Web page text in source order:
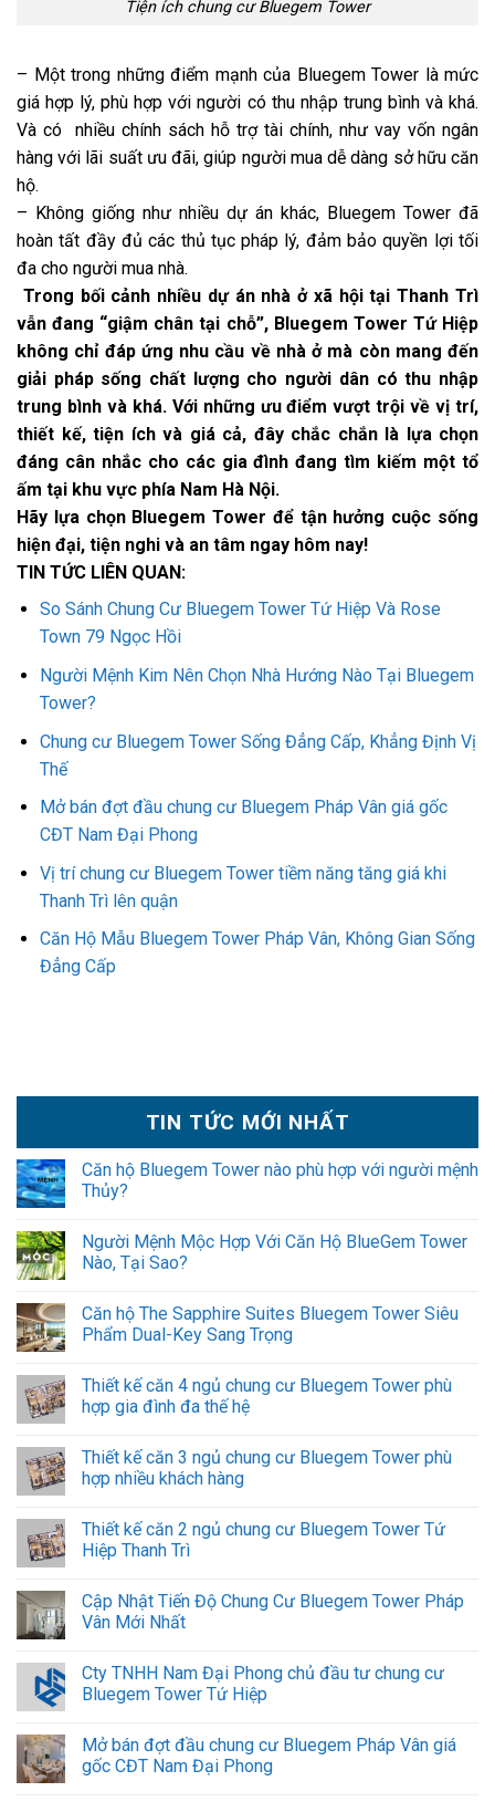
Tiện ích chung cư Bluegem Tower
– Một trong những điểm mạnh của Bluegem Tower là mức
giá hợp lý, phù hợp với người có thu nhập trung bình và khá.
Và có nhiều chính sách hỗ trợ tài chính, như vay vốn ngân
hàng với lãi suất ưu đãi, giúp người mua dễ dàng sở hữu căn
hộ.
– Không giống như nhiều dự án khác, Bluegem Tower đã
hoàn tất đầy đủ các thủ tục pháp lý, đảm bảo quyền lợi tối
đa cho người mua nhà.
Trong bối cảnh nhiều dự án nhà ở xã hội tại Thanh Trì
vẫn đang “giậm chân tại chỗ”, Bluegem Tower Tứ Hiệp
không chỉ đáp ứng nhu cầu về nhà ở mà còn mang đến
giải pháp sống chất lượng cho người dân có thu nhập
trung bình và khá. Với những ưu điểm vượt trội về vị trí,
thiết kế, tiện ích và giá cả, đây chắc chắn là lựa chọn
đáng cân nhắc cho các gia đình đang tìm kiếm một tổ
ấm tại khu vực phía Nam Hà Nội.
Hãy lựa chọn Bluegem Tower để tận hưởng cuộc sống
hiện đại, tiện nghi và an tâm ngay hôm nay!
TIN TỨC LIÊN QUAN:
So Sánh Chung Cư Bluegem Tower Tứ Hiệp Và Rose
Town 79 Ngọc Hồi
Người Mệnh Kim Nên Chọn Nhà Hướng Nào Tại Bluegem
Tower?
Chung cư Bluegem Tower Sống Đẳng Cấp, Khẳng Định Vị
Thế
Mở bán đợt đầu chung cư Bluegem Pháp Vân giá gốc
CĐT Nam Đại Phong
Vị trí chung cư Bluegem Tower tiềm năng tăng giá khi
Thanh Trì lên quận
Căn Hộ Mẫu Bluegem Tower Pháp Vân, Không Gian Sống
Đẳng Cấp
TIN TỨC MỚI NHẤT
Căn hộ Bluegem Tower nào phù hợp với người mệnh
Thủy?
Người Mệnh Mộc Hợp Với Căn Hộ BlueGem Tower
Nào, Tại Sao?
Căn hộ The Sapphire Suites Bluegem Tower Siêu
Phẩm Dual-Key Sang Trọng
Thiết kế căn 4 ngủ chung cư Bluegem Tower phù
hợp gia đình đa thế hệ
Thiết kế căn 3 ngủ chung cư Bluegem Tower phù
hợp nhiều khách hàng
Thiết kế căn 2 ngủ chung cư Bluegem Tower Tứ
Hiệp Thanh Trì
Cập Nhật Tiến Độ Chung Cư Bluegem Tower Pháp
Vân Mới Nhất
Cty TNHH Nam Đại Phong chủ đầu tư chung cư
Bluegem Tower Tứ Hiệp
Mở bán đợt đầu chung cư Bluegem Pháp Vân giá
gốc CĐT Nam Đại Phong